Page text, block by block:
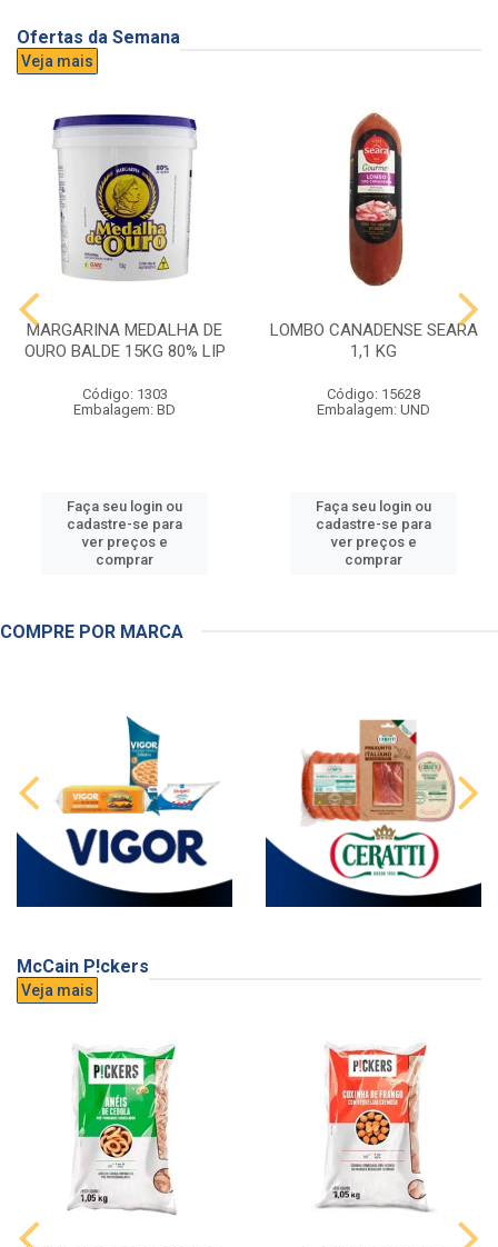
Ofertas da Semana
Veja mais
MARGARINA MEDALHA DE
OURO BALDE 15KG 80% LIP
Código: 1303
Embalagem: BD
Faça seu login ou
cadastre-se para
ver preços e
comprar
LOMBO CANADENSE SEARA
1,1 KG
Código: 15628
Embalagem: UND
Faça seu login ou
cadastre-se para
ver preços e
comprar
COMPRE POR MARCA
McCain P!ckers
Veja mais